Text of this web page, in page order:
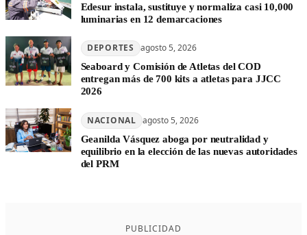
Edesur instala, sustituye y normaliza casi 10,000
luminarias en 12 demarcaciones
DEPORTES agosto 5, 2026
Seaboard y Comisión de Atletas del COD
entregan más de 700 kits a atletas para JJCC
2026
NACIONAL agosto 5, 2026
Geanilda Vásquez aboga por neutralidad y
equilibrio en la elección de las nuevas autoridades
del PRM
PUBLICIDAD